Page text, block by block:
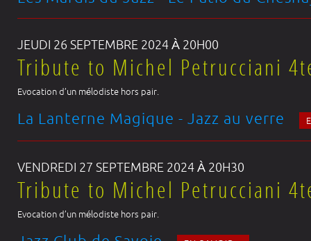
JEUDI 26 SEPTEMBRE 2024 À 20H00
Tribute to Michel Petrucciani
Evocation d’un mélodiste hors pair.
La Lanterne Magique - Jazz au verre
VENDREDI 27 SEPTEMBRE 2024 À 20H30
Tribute to Michel Petrucciani
Evocation d’un mélodiste hors pair.